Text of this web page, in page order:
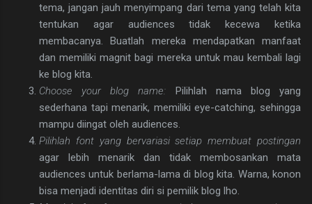
tema, jangan jauh menyimpang dari tema yang telah kita
tentukan agar audiences tidak kecewa ketika
membacanya. Buatlah mereka mendapatkan manfaat
dan memiliki magnit bagi mereka untuk mau kembali lagi
ke blog kita.
Choose your blog name: Pilihlah nama blog yang
sederhana tapi menarik, memiliki eye-catching, sehingga
mampu diingat oleh audiences.
Pilihlah font yang bervariasi setiap membuat postingan
agar lebih menarik dan tidak membosankan mata
audiences untuk berlama-lama di blog kita. Warna, konon
bisa menjadi identitas diri si pemilik blog lho.